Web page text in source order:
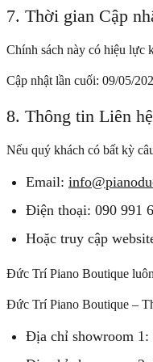
7. Thời gian Cập
Chính sách này có hiệu lực
Cập nhật lần cuối: 09/05/
8. Thông tin Liên hệ
Nếu quý khách có bất kỳ
Email:
Điện thoại: 090 991
Hoặc truy cập
Đức Trí Piano Boutique
Đức Trí Piano Boutique –
Địa chỉ showroom